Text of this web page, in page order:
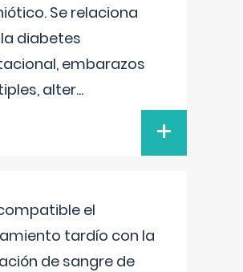
Se relaciona
diabetes
embarazos
alter...
+
el
tardío con la
de sangre de